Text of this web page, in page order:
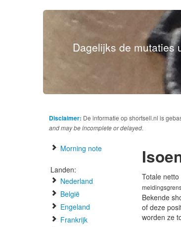
Dagelijks de mutaties
Disclaimer: De informatie op shortsell.nl is
and may be incomplete or delayed.
Morning note
Landen:
Nederland
België
Engeland
Frankrijk
Totale
Bekende
of deze
worden ze